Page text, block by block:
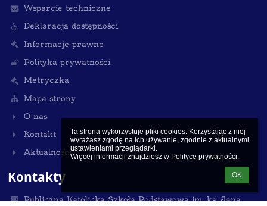
Ta strona wykorzystuje pliki cookies. Korzystając z niej
wyrażasz zgodę na ich używanie, zgodnie z aktualnymi
ustawieniami przeglądarki.
Więcej informacji znajdziesz w Polityce prywatności.
OK
Wsparcie techniczne
Deklaracja dostępności
Informacje prawne
Polityka prywatności
Metryczka
Mapa strony
O nas
Kontakt
Aktualności
Kontakty
Publiczna Katolicka Szkoła Podstawowa im. ks. Jana